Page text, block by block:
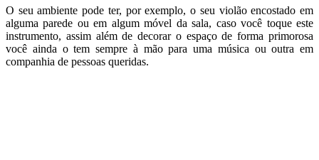
O seu ambiente pode ter, por exemplo, o seu violão encostado em
alguma parede ou em algum móvel da sala, caso você toque este
instrumento, assim além de decorar o espaço de forma primorosa
você ainda o tem sempre à mão para uma música ou outra em
companhia de pessoas queridas.